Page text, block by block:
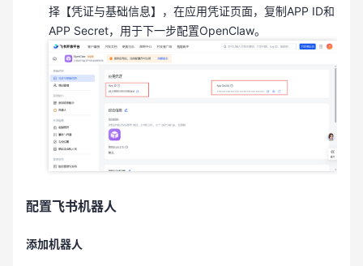
择【凭证与基础信息】，在应用凭证页面，复制APP ID和
APP Secret，用于下一步配置OpenClaw。
配置飞书机器人
添加机器人